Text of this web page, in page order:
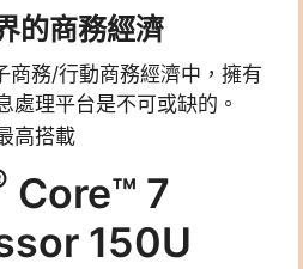
的商務經濟
商務/行動商務經濟中，擁有
處理平台是不可或缺的。
高搭載
Core™ 7
150U